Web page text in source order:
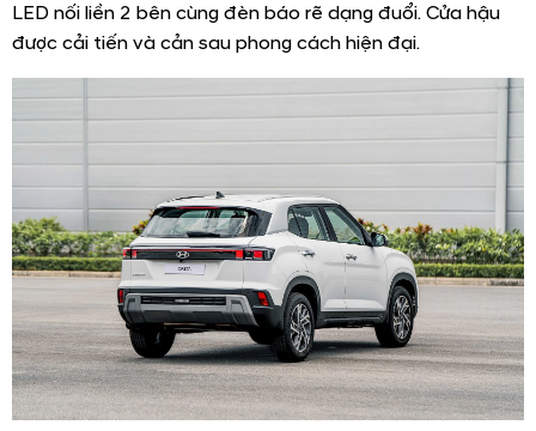
LED nối liền 2 bên cùng đèn báo rẽ dạng đuổi. Cửa hậu
được cải tiến và cản sau phong cách hiện đại.